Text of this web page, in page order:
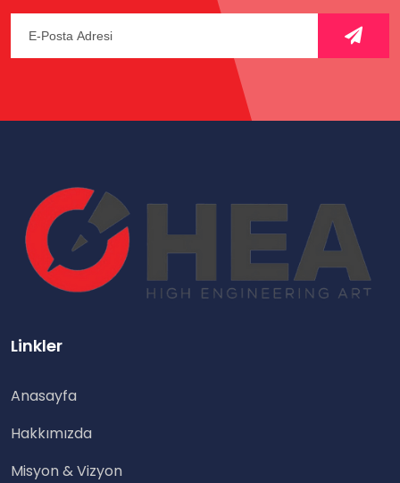
Linkler
Anasayfa
Hakkımızda
Misyon & Vizyon